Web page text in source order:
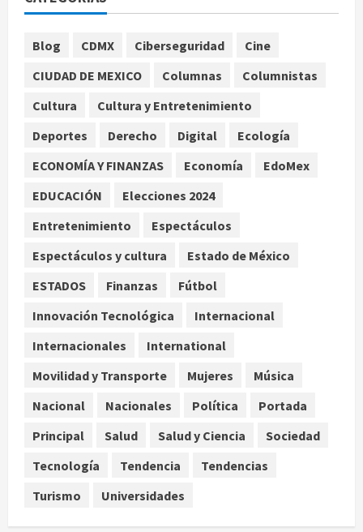
Detienen a ‘El Pony’ con fusil M4,
drogas y arsenal en carretera de
agosto 9, 2026
Palacio de los Deportes con su tour
‘Hades: The Sacrifice’
4
Sheinbaum defiende reestructura
de créditos del Infonavit y niega
agosto 9, 2026
Internacional
Colombia respalda soberanía de
TLC
Blog CDMX Ciberseguridad
Cine
CIUDAD DE MEXICO
Columnas
Columnistas
Cultura
Cultura y Entretenimiento
Deportes
Derecho Digital
Ecología
ECONOMÍA Y FINANZAS
Economía
EdoMex
EDUCACIÓN
Elecciones 2024
Entretenimiento
Espectáculos
Espectáculos y cultura
Estado de México
ESTADOS
Finanzas
Fútbol
Innovación Tecnológica
Internacional
Internacionales
International
Movilidad y Transporte
Mujeres
Música
Nacional
Nacionales Política
Portada
Principal
Salud Salud y Ciencia
Sociedad
Tecnología
Tendencia
Tendencias
Turismo
Universidades